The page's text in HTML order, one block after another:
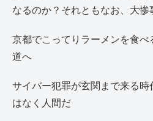
なるのか？それともなお、大惨
京都でこってりラーメンを食
道へ
サイバー犯罪が玄関まで来る
はなく人間だ